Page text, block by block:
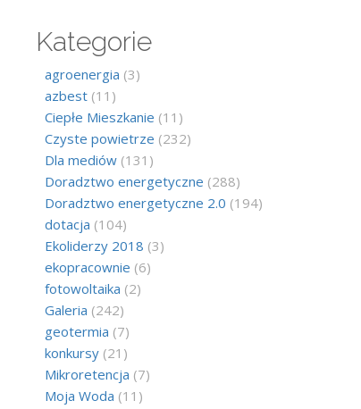
Kategorie
agroenergia (3)
azbest(11)
Ciepłe Mieszkanie (11)
Czyste powietrze (232)
Dla mediów(131)
Doradztwo energetyczne (288)
Doradztwo energetyczne 2.0 (194)
dotacja (104)
Ekoliderzy 2018 (3)
ekopracownie (6)
fotowoltaika (2)
Galeria (242)
geotermia (7)
konkursy(21)
Mikroretencja (7)
Moja Woda (11)